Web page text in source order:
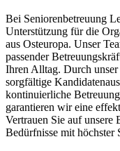
Bei Seniorenbetreuung
Unterstützung für die
aus Osteuropa. Unser
passender
Ihren Alltag. Durch unser
sorgfältige
kontinuierliche
garantieren wir eine
Vertrauen Sie auf
Bedürfnisse mit höchster